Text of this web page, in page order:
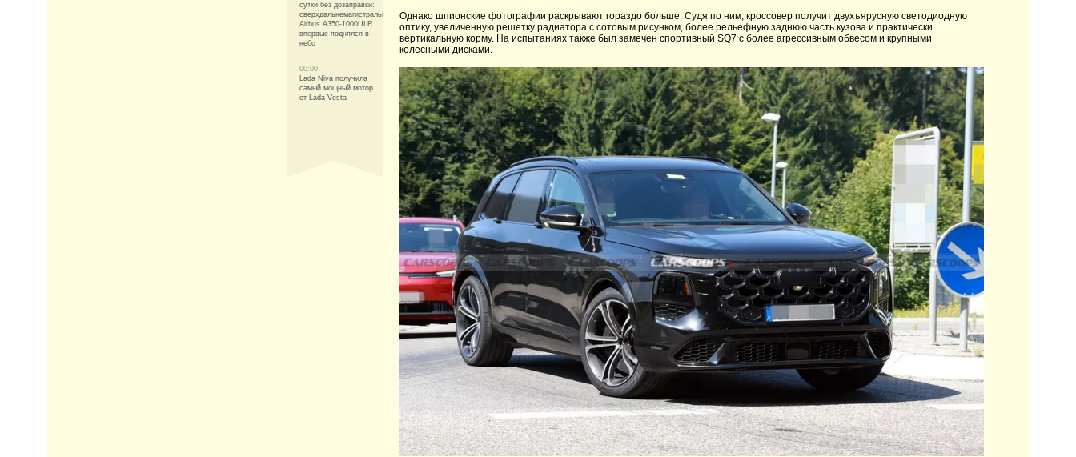
сутки без дозаправки:
сверхдальнемагистральный
Airbus A350-1000ULR
впервые поднялся в
небо
00:00
Lada Niva получила
самый мощный мотор
от Lada Vesta
Однако шпионские фотографии раскрывают гораздо больше. Судя по ним, кроссовер получит двухъярусную светодиодную
оптику, увеличенную решетку радиатора с сотовым рисунком, более рельефную заднюю часть кузова и практически
вертикальную корму. На испытаниях также был замечен спортивный SQ7 с более агрессивным обвесом и крупными
колесными дисками.